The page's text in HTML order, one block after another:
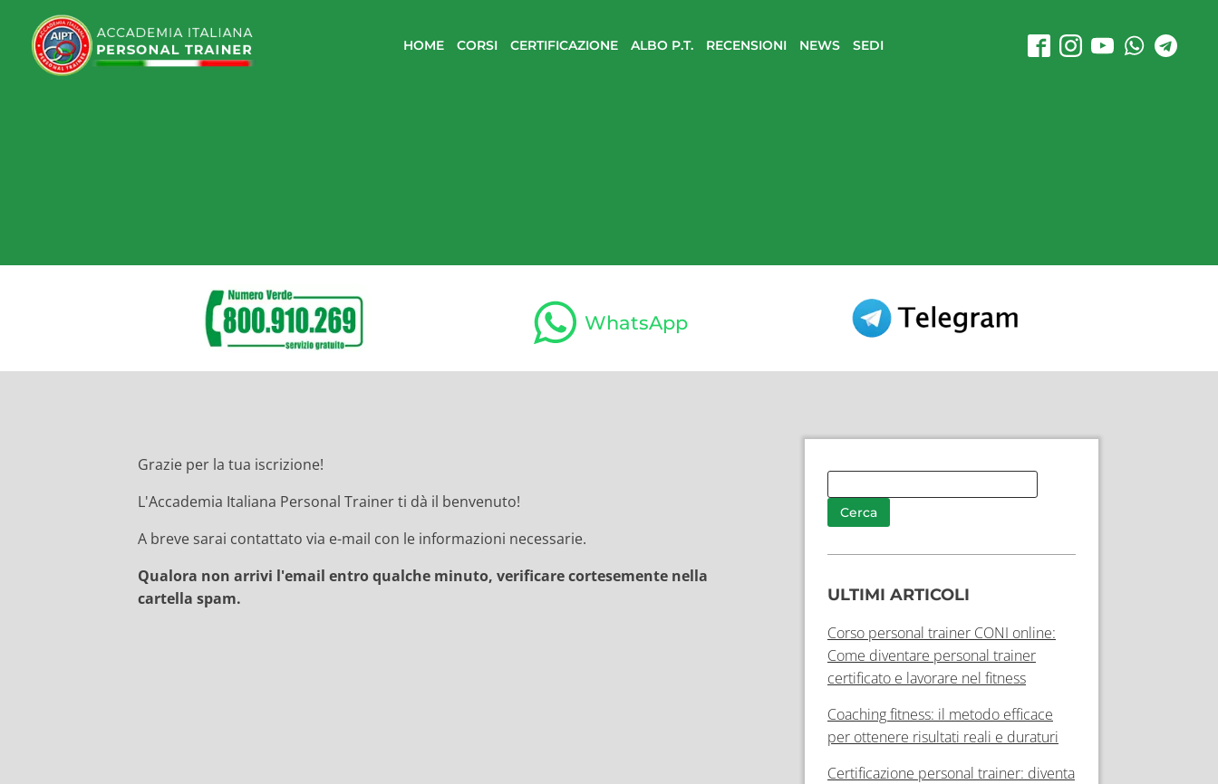
HOME CORSI CERTIFICAZIONE ALBO P.T. RECENSIONI NEWS SEDI
WhatsApp
Grazie per la tua iscrizione!
L'Accademia Italiana Personal Trainer ti dà il benvenuto!
A breve sarai contattato via e-mail con le informazioni necessarie.
Qualora non arrivi l'email entro qualche minuto, verificare cortesemente nella
cartella spam.
ULTIMI ARTICOLI
Corso personal trainer CONI online:
Come diventare personal trainer
certificato e lavorare nel fitness
Coaching fitness: il metodo efficace
per ottenere risultati reali e duraturi
Certificazione personal trainer: diventa